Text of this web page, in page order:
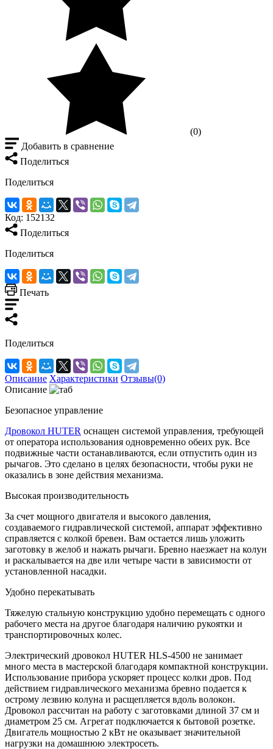
(0)
Добавить в сравнение
Поделиться
Поделиться
Код: 152132
Поделиться
Поделиться
Печать
Поделиться
Описание Характеристики Отзывы(0)
Описание
Безопасное управление
Дровокол HUTER оснащен системой управления, требующей
от оператора использования одновременно обеих рук. Все
подвижные части останавливаются, если отпустить один из
рычагов. Это сделано в целях безопасности, чтобы руки не
оказались в зоне действия механизма.
Высокая производительность
За счет мощного двигателя и высокого давления,
создаваемого гидравлической системой, аппарат эффективно
справляется с колкой бревен. Вам остается лишь уложить
заготовку в желоб и нажать рычаги. Бревно наезжает на колун
и раскалывается на две или четыре части в зависимости от
установленной насадки.
Удобно перекатывать
Тяжелую стальную конструкцию удобно перемещать с одного
рабочего места на другое благодаря наличию рукоятки и
транспортировочных колес.
Электрический дровокол HUTER HLS-4500 не занимает
много места в мастерской благодаря компактной конструкции.
Использование прибора ускоряет процесс колки дров. Под
действием гидравлического механизма бревно подается к
острому лезвию колуна и расщепляется вдоль волокон.
Дровокол рассчитан на работу с заготовками длиной 37 см и
диаметром 25 см. Агрегат подключается к бытовой розетке.
Двигатель мощностью 2 кВт не оказывает значительной
нагрузки на домашнюю электросеть.